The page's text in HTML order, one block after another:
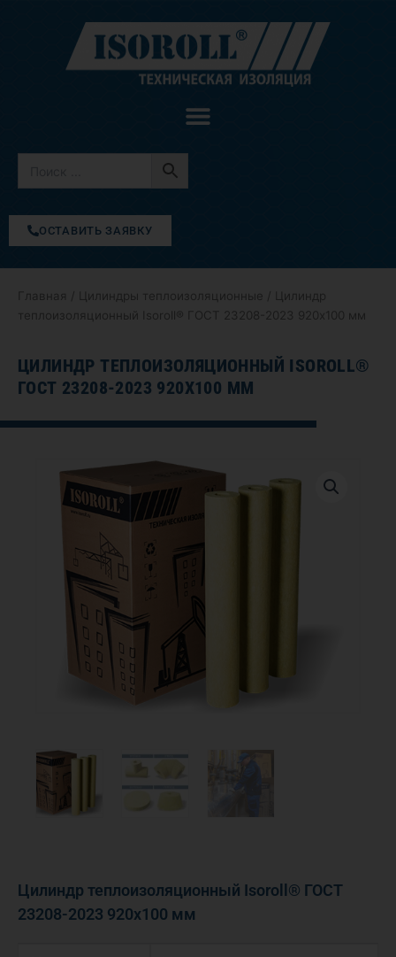
содержимому
ОСТАВИТЬ ЗАЯВКУ
Главная Цилиндры теплоизоляционные / Цилиндр
теплоизоляционный Isoroll® ГОСТ 23208-2023 920х100 мм
ЦИЛИНДР ТЕПЛОИЗОЛЯЦИОННЫЙ ISOROLL®
ГОСТ 23208-2023 920Х100 ММ
Цилиндр теплоизоляционный Isoroll® ГОСТ
23208-2023 920х100 мм